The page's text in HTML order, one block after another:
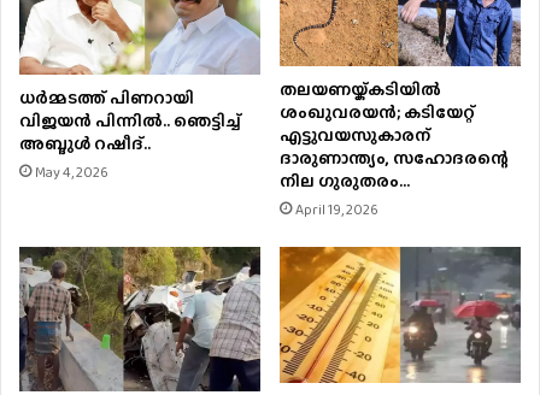
ധര്‍മ്മടത്ത് പിണറായി
വിജയന്‍ പിന്നില്‍.. ഞെട്ടിച്ച്
അബ്ദുൾ റഷീദ്..
May 4, 2026
തലയണയ്ക്കടിയില്‍
ശംഖുവരയന്‍; കടിയേറ്റ്
എട്ടുവയസുകാരന്
ദാരുണാന്ത്യം, സഹോദരന്റെ
നില ഗുരുതരം…
April 19, 2026